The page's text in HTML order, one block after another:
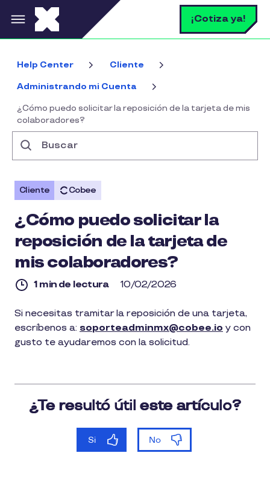
Pasar al contenido principal ¡Cotiza ya!
Help Center Cliente
Administrando mi Cuenta
¿Cómo puedo solicitar la reposición de la tarjeta de mis
colaboradores?
Cliente Cobee
¿Cómo puedo solicitar la
reposición de la tarjeta de
mis colaboradores?
1 min de lectura 10/02/2026
1
de
lectura
Si necesitas tramitar la reposición de una tarjeta,
escríbenos a: soporteadminmx@cobee.io y con
gusto te ayudaremos con la solicitud.